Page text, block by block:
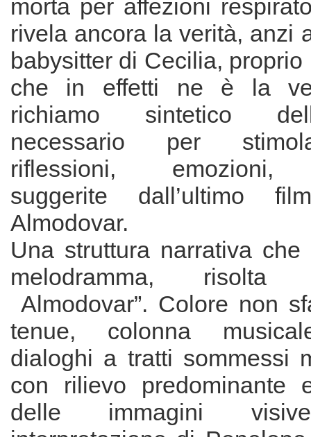
morta per affezioni
rivela ancora la verità, anzi
babysitter di Cecilia, proprio
che in effetti ne è la
richiamo sintetico
necessario per
riflessioni, emozioni,
suggerite dall’ultimo
Almodovar.
Una struttura narrativa
melodramma,
Almodovar”. Colore non
tenue, colonna
dialoghi a tratti sommessi
con rilievo predominante
delle immagini